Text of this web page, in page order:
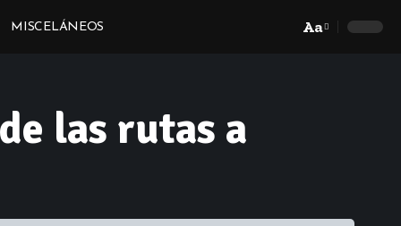
MISCELÁNEOS
Font
Aa
las rutas a